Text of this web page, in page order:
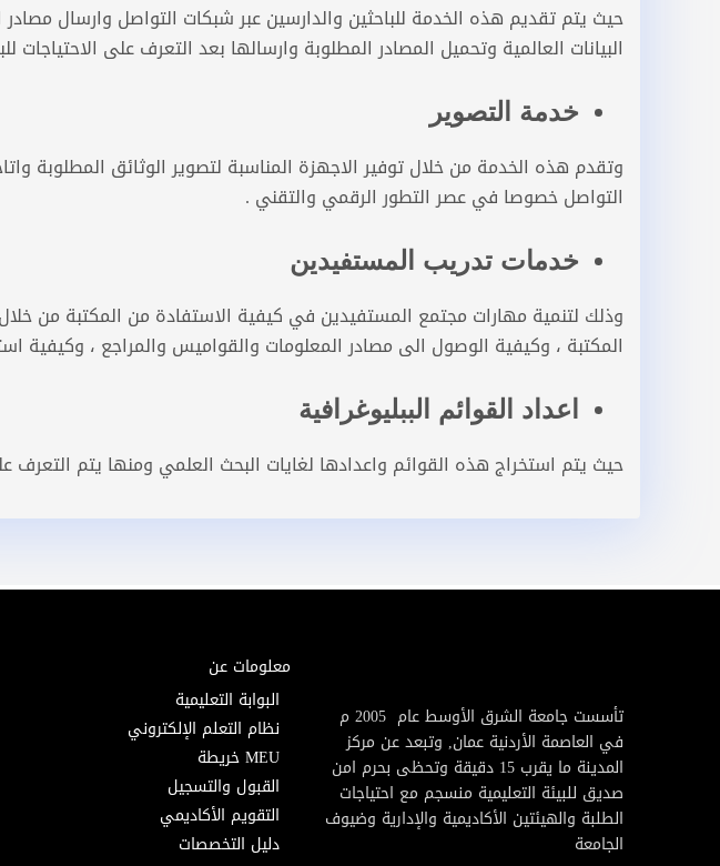
حيث يتم تقديم هذه الخدمة للباحثين والدارسين عبر شبكات التواصل وارسال
البيانات العالمية وتحميل المصادر المطلوبة وارسالها بعد التعرف على
خدمة التصوير
وتقدم هذه الخدمة من خلال توفير الاجهزة المناسبة لتصوير الوثائق المطلوبة
التواصل خصوصا في عصر التطور الرقمي والتقني .
خدمات تدريب المستفيدين
وذلك لتنمية مهارات مجتمع المستفيدين في كيفية الاستفادة من المكتبة من
المكتبة ، وكيفية الوصول الى مصادر المعلومات والقواميس والمراجع ، وكيفية
اعداد القوائم الببليوغرافية
حيث يتم استخراج هذه القوائم واعدادها لغايات البحث العلمي ومنها يتم
تأسست جامعة الشرق الأوسط عام 2005 م
في العاصمة الأردنية عمان, وتبعد عن مركز
المدينة ما يقرب 15 دقيقة وتحظى بحرم امن
صديق للبيئة التعليمية منسجم مع احتياجات
الطلبة والهيئتين الأكاديمية والإدارية وضيوف
الجامعة
معلومات عن
البوابة التعليمية
نظام التعلم الإلكتروني
MEU خريطة
القبول والتسجيل
التقويم الأكاديمي
دليل التخصصات